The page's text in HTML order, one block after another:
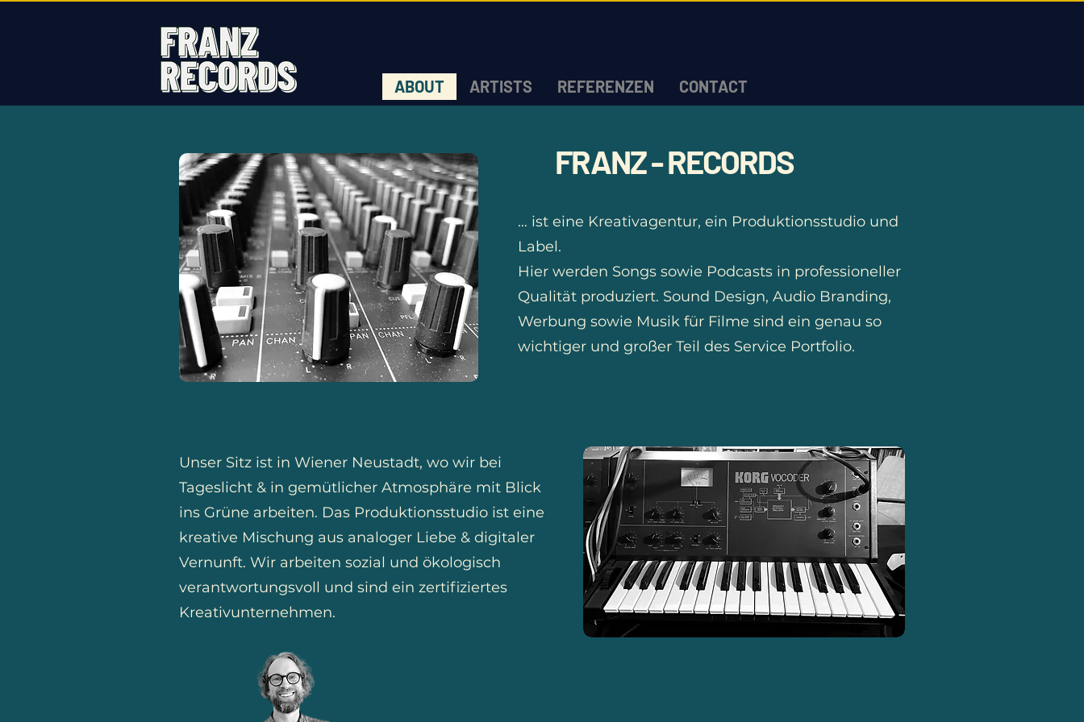
ABOUT ARTISTS REFERENZEN CONTACT
FRANZ - RECORDS
… ist eine Kreativagentur, ein Produktionsstudio und
Label.
Hier werden Songs sowie Podcasts in professioneller
Qualität produziert. Sound Design, Audio Branding,
Werbung sowie Musik für Filme sind ein genau so
wichtiger und großer Teil des Service Portfolio.
Unser Sitz ist in Wiener Neustadt, wo wir bei
Tageslicht & in gemütlicher Atmosphäre mit Blick
ins Grüne arbeiten. Das Produktionsstudio ist eine
kreative Mischung aus analoger Liebe & digitaler
Vernunft. Wir arbeiten sozial und ökologisch
verantwortungsvoll und sind ein zertifiziertes
Kreativunternehmen.